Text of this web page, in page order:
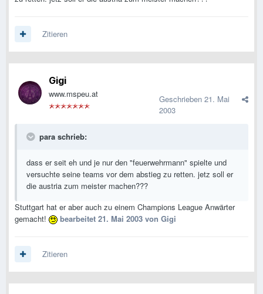
Zitieren
Gigi
www.mspeu.at Geschrieben 21. Mai
2003
para schrieb:
dass er seit eh und je nur den "feuerwehrmann" spielte und
versuchte seine teams vor dem abstieg zu retten. jetz soll er
die austria zum meister machen???
Stuttgart hat er aber auch zu einem Champions League Anwärter
gemacht!
bearbeitet 21. Mai 2003 von Gigi
Zitieren